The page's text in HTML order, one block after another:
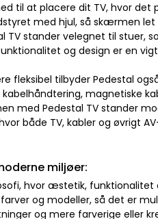
til at placere dit TV, hvor
med hjul, så skærmen
TV stander velegnet til stuer,
og design er en
fleksibel tilbyder Pedestal
magnetiske
med Pedestal TV stander
både TV, kabler og øvrigt
miljøer:
hvor æstetik,
og modeller, så det er
og mere farverige eller